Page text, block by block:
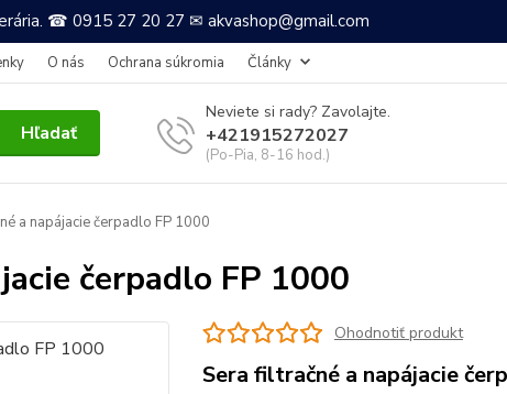
☎ 0915 27 20 27 ✉ akvashop@gmail.com
O nás Ochrana súkromia Články
Hľadať
Neviete si rady? Zavolajte.
+421915272027
(Po-Pia, 8-16 hod.)
a napájacie čerpadlo FP 1000
čerpadlo FP 1000
Ohodnotiť produkt
Sera filtračné a napájacie